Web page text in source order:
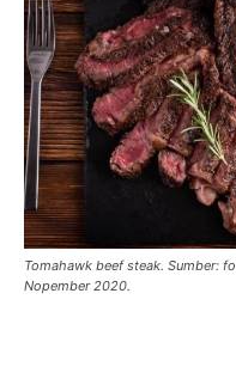
Tomahawk beef steak. Sumber:
Nopember 2020.